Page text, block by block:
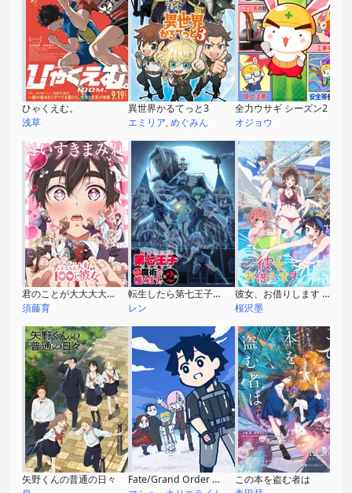
ひゃくえむ。
浅草
異世界かるてっと3
エミリア,めぐみん
全力ウサギ シーズン2
オジョウ
君のことが大大大大大好きな100人の彼女 第2期
須藤育
転生したら第七王子だったので、気ままに魔術を極めます 第2期
レン
彼女、お借りします 第4期
桜沢墨
矢野くんの普通の日々
Fate/Grand Order 藤丸立香はわからない Season3
この本を盗む者は